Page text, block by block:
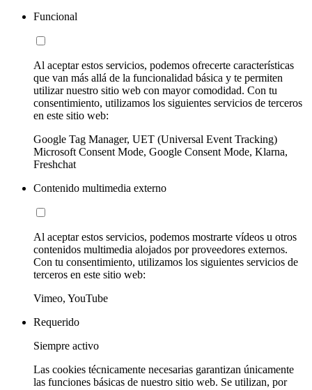
Funcional
Al aceptar estos servicios, podemos ofrecerte características
que van más allá de la funcionalidad básica y te permiten
utilizar nuestro sitio web con mayor comodidad. Con tu
consentimiento, utilizamos los siguientes servicios de terceros
en este sitio web:
Google Tag Manager, UET (Universal Event Tracking)
Microsoft Consent Mode, Google Consent Mode, Klarna,
Freshchat
Contenido multimedia externo
Al aceptar estos servicios, podemos mostrarte vídeos u otros
contenidos multimedia alojados por proveedores externos.
Con tu consentimiento, utilizamos los siguientes servicios de
terceros en este sitio web:
Vimeo, YouTube
Requerido
Siempre activo
Las cookies técnicamente necesarias garantizan únicamente
las funciones básicas de nuestro sitio web. Se utilizan, por